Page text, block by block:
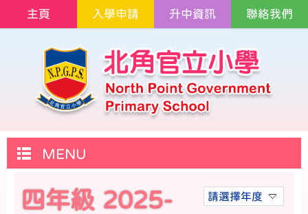
主頁 入學申請 升中資訊 聯絡我們
MENU
請選擇年度
四年級 2025-